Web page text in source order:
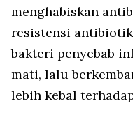
menghabiskan
resistensi
bakteri penyebab
mati, lalu
lebih kebal